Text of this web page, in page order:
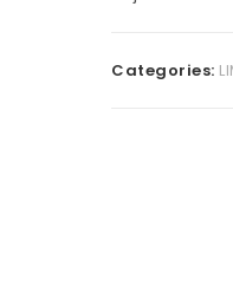
Categories: